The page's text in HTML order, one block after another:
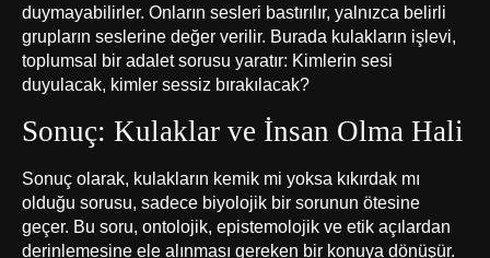
duymayabilirler. Onların sesleri bastırılır, yalnızca belirli
grupların seslerine değer verilir. Burada kulakların işlevi,
toplumsal bir adalet sorusu yaratır: Kimlerin sesi
duyulacak, kimler sessiz bırakılacak?
Sonuç: Kulaklar ve İnsan Olma Hali
Sonuç olarak, kulakların kemik mi yoksa kıkırdak mı
olduğu sorusu, sadece biyolojik bir sorunun ötesine
geçer. Bu soru, ontolojik, epistemolojik ve etik açılardan
derinlemesine ele alınması gereken bir konuya dönüşür.